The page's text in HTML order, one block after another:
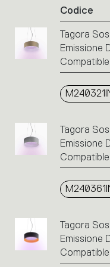
Cliccare
sul
singolo
per
eseguire
un’azione.
Codice
Tagora
Emissione
Tagora
Emissione
Tagora
Emissione